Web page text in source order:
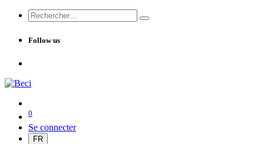
Follow us
0
Se connecter
FR